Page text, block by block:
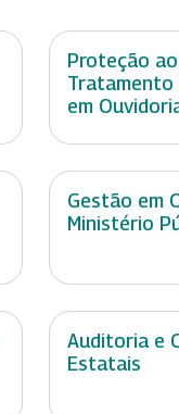
Proteção
Tratamento
em
Gestão em
Ministério
Auditoria e
Estatais